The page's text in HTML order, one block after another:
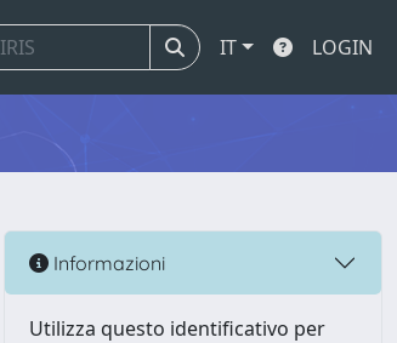
IT LOGIN
Informazioni
Utilizza questo identificativo per